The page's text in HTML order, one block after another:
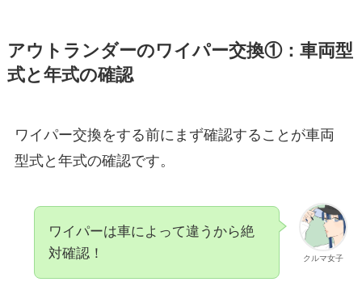
アウトランダーのワイパー交換①：車両型
式と年式の確認
ワイパー交換をする前にまず確認することが車両
型式と年式の確認です。
クルマ女子
ワイパーは車によって違うから絶
対確認！